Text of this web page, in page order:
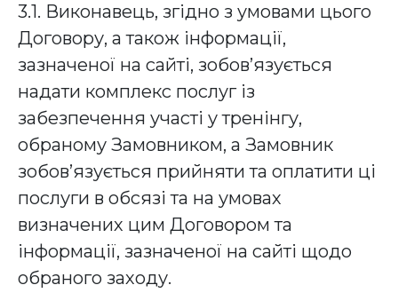
3.1. Виконавець, згідно з умовами цього
Договору, а також інформації,
зазначеної на сайті, зобов’язується
надати комплекс послуг із
забезпечення участі у тренінгу,
обраному Замовником, а Замовник
зобов’язується прийняти та оплатити ці
послуги в обсязі та на умовах
визначених цим Договором та
інформації, зазначеної на сайті щодо
обраного заходу.